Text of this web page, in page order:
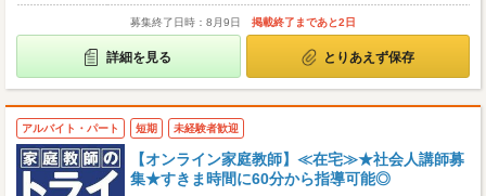
募集終了日時：8月9日 掲載終了まであと2日
詳細を見る とりあえず保存
アルバイト・パート 短期 未経験者歓迎
【オンライン家庭教師】≪在宅≫★社会人講師募
集★すきま時間に60分から指導可能◎